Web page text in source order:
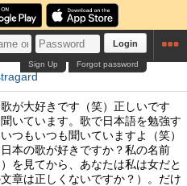
Login
Forgot password
Sign Up
が大好きです（笑）正しいです
いています。歌で日本語を勉強す
つもいつも聞いていますよ（笑）
本の歌が好きですか？私の名前
を見てから、あなたは私は女だと
章は正しくないですか？）。だけ